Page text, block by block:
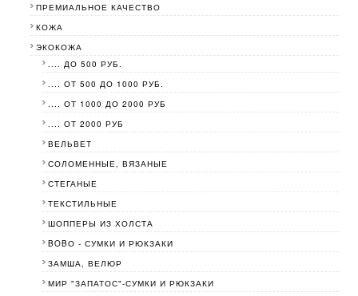
ПРЕМИАЛЬНОЕ КАЧЕСТВО
КОЖА
ЭКОКОЖА
.... ДО 500 РУБ.
.... ОТ 500 ДО 1000 РУБ.
.... ОТ 1000 ДО 2000 РУБ
.... ОТ 2000 РУБ
ВЕЛЬВЕТ
СОЛОМЕННЫЕ, ВЯЗАНЫЕ
СТЕГАНЫЕ
ТЕКСТИЛЬНЫЕ
ШОППЕРЫ ИЗ ХОЛСТА
BOBО - СУМКИ И РЮКЗАКИ
ЗАМША, ВЕЛЮР
МИР "ЗАПАТОС"-СУМКИ И РЮКЗАКИ